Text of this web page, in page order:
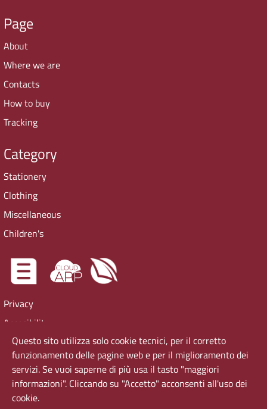
Page
About
Where we are
Contacts
How to buy
Tracking
Category
Stationery
Clothing
Miscellaneous
Children's
Privacy
Accesibility
Cookie Policy
Virtual tour
Questo sito utilizza solo cookie tecnici, per il corretto
funzionamento delle pagine web e per il miglioramento dei
servizi. Se vuoi saperne di più usa il tasto "maggiori
informazioni". Cliccando su "Accetto" acconsenti all'uso dei
cookie.